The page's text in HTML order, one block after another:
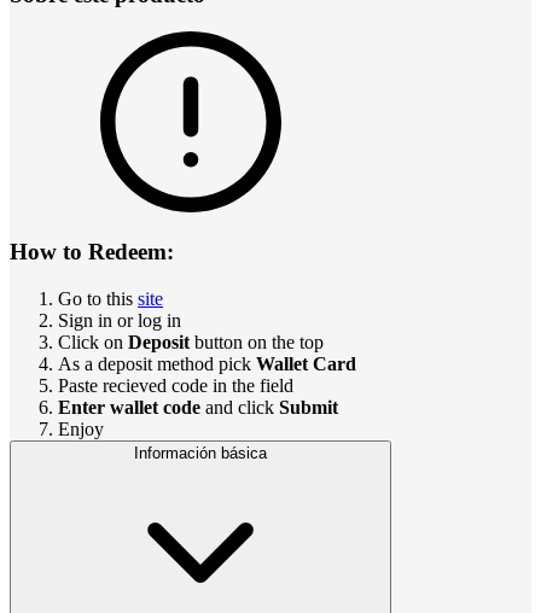
How to Redeem:
Go to this site
Sign in or log in
Click on Deposit button on the top
As a deposit method pick Wallet Card
Paste recieved code in the field
Enter wallet code and click Submit
Enjoy
Información básica